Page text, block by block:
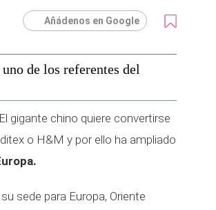
Añádenos en Google
de los referentes del
gigante chino quiere convertirse
o H&M y por ello ha ampliado
sede para Europa, Oriente